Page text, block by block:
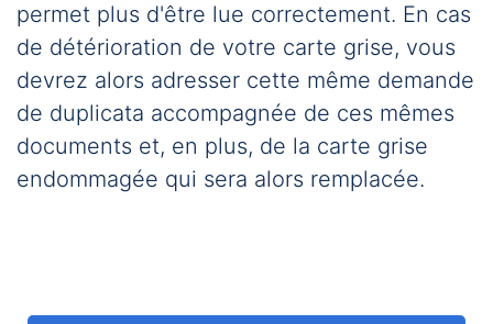
permet plus d'être lue correctement. En cas
de détérioration de votre carte grise, vous
devrez alors adresser cette même demande
de duplicata accompagnée de ces mêmes
documents et, en plus, de la carte grise
endommagée qui sera alors remplacée.